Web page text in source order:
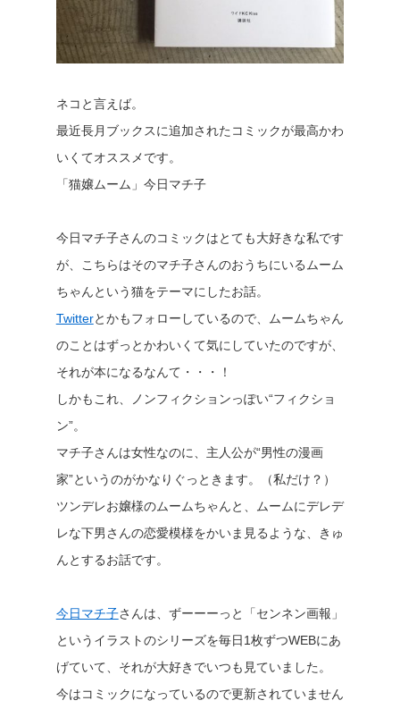
ネコと言えば。
最近長月ブックスに追加されたコミックが最高かわ
いくてオススメです。
「猫嬢ムーム」今日マチ子
今日マチ子さんのコミックはとても大好きな私です
が、こちらはそのマチ子さんのおうちにいるムーム
ちゃんという猫をテーマにしたお話。
Twitterとかもフォローしているので、ムームちゃん
のことはずっとかわいくて気にしていたのですが、
それが本になるなんて・・・！
しかもこれ、ノンフィクションっぽい“フィクショ
ン”。
マチ子さんは女性なのに、主人公が“男性の漫画
家”というのがかなりぐっときます。（私だけ？）
ツンデレお嬢様のムームちゃんと、ムームにデレデ
レな下男さんの恋愛模様をかいま見るような、きゅ
んとするお話です。
今日マチ子さんは、ずーーーっと「センネン画報」
というイラストのシリーズを毎日1枚ずつWEBにあ
げていて、それが大好きでいつも見ていました。
今はコミックになっているので更新されていません